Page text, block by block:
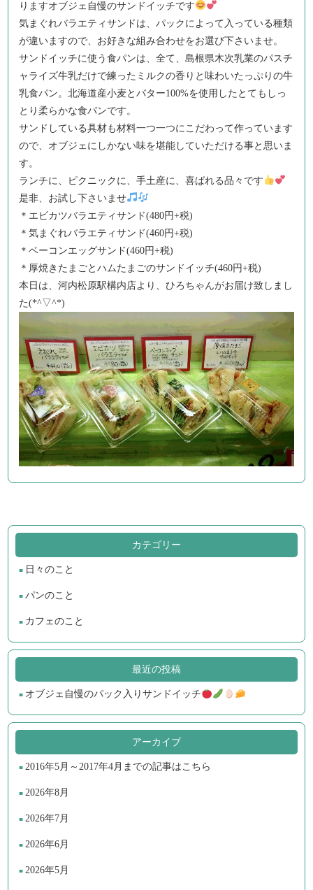
りますオブジェ自慢のサンドイッチです
気まぐれバラエティサンドは、パックによって入っている種類
が違いますので、お好きな組み合わせをお選び下さいませ。
サンドイッチに使う食パンは、全て、島根県木次乳業のパスチ
ャライズ牛乳だけで練ったミルクの香りと味わいたっぷりの牛
乳食パン。北海道産小麦とバター100%を使用したとてもしっ
とり柔らかな食パンです。
サンドしている具材も材料一つ一つにこだわって作っています
ので、オブジェにしかない味を堪能していただける事と思いま
す。
ランチに、ピクニックに、手土産に、喜ばれる品々です
是非、お試し下さいませ
＊エビカツバラエティサンド(480円+税)
＊気まぐれバラエティサンド(460円+税)
＊ベーコンエッグサンド(460円+税)
＊厚焼きたまごとハムたまごのサンドイッチ(460円+税)
本日は、河内松原駅構内店より、ひろちゃんがお届け致しまし
た(*^▽^*)
カテゴリー
日々のこと
パンのこと
カフェのこと
最近の投稿
オブジェ自慢のパック入りサンドイッチ
アーカイブ
2016年5月～2017年4月までの記事はこちら
2026年8月
2026年7月
2026年6月
2026年5月